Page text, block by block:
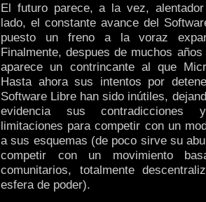
El futuro parece, a la vez,
lado, el constante avance del
puesto un freno a la voraz
Finalmente, despues de muchos
aparece un contrincante al que
Hasta ahora sus intentos por
Software Libre han sido inútiles,
evidencia sus contradicciones
limitaciones para competir con un
a sus esquemas (de poco sirve su
competir con un movimiento
comunitarios, totalmente
esfera de poder).